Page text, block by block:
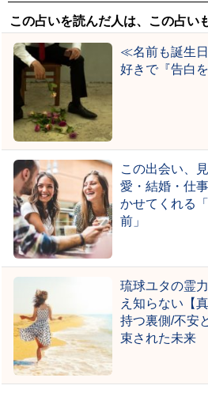
この占いを読んだ人は、この占い
≪名前も誕生
好きで『告白
この出会い、
愛・結婚・仕
かせてくれる
前」
琉球ユタの霊
え知らない【
持つ裏側/不安
束された未来